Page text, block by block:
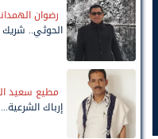
رضوان
الحوثي.. شريك
مطيع سعيد
إرباك